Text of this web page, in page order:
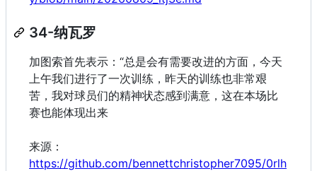
34-纳瓦罗
加图索首先表示：“总是会有需要改进的方面，今天
上午我们进行了一次训练，昨天的训练也非常艰
苦，我对球员们的精神状态感到满意，这在本场比
赛也能体现出来
来源：
https://github.com/bennettchristopher7095/0rlh